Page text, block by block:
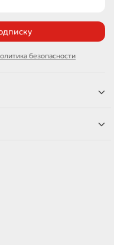
безопасности